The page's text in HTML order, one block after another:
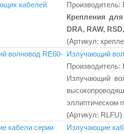
Производитель:
Крепления
DRA, RAW,
(Артикул:
Излучающий
Производитель:
Излучающий
эллиптическом
(Артикул: RLFU)
Излучающие